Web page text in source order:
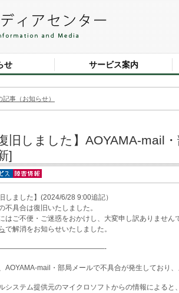
せ サービス案内
記事（お知らせ）
復旧しました】AOYAMA-mail
]
旧しました】(2024/6/28 9:00追記）
不具合は復旧いたしました。
はご不便・ご迷惑をおかけし、大変申し訳ありません
で解消をお知らせいたしました。
AOYAMA-mail・部局メールで不具合が発生しており
システム提供元のマイクロソフトからの情報による